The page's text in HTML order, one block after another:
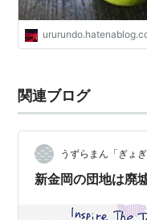
関連ブログ
うずらまん「ぎょ
新金岡の団地は廃